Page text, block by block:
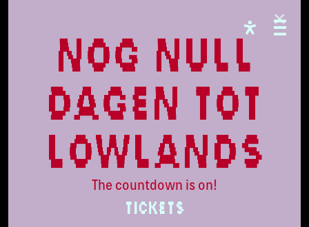
nog null
dagen tot
lowlands
The countdown is on!
TICKETS
Lowlands
Voor Een
Betere
Wereld